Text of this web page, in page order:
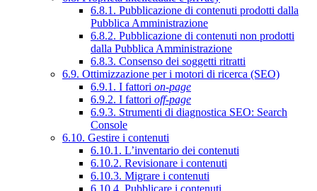
6.8.1. Pubblicazione di contenuti prodotti dalla
Pubblica Amministrazione
6.8.2. Pubblicazione di contenuti non prodotti
dalla Pubblica Amministrazione
6.8.3. Consenso dei soggetti ritratti
6.9. Ottimizzazione per i motori di ricerca (SEO)
6.9.1. I fattori on-page
6.9.2. I fattori off-page
6.9.3. Strumenti di diagnostica SEO: Search
Console
6.10. Gestire i contenuti
6.10.1. L’inventario dei contenuti
6.10.2. Revisionare i contenuti
6.10.3. Migrare i contenuti
6.10.4. Pubblicare i contenuti